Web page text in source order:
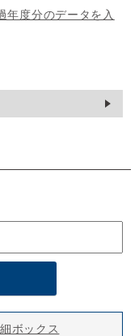
年度分のデータを入
ボックス